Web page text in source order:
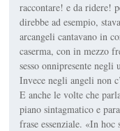
raccontare! e da ridere!
direbbe ad esempio,
arcangeli cantavano in
caserma, con in mezzo
sesso onnipresente negli
Invece negli angeli non
E anche le volte che
piano sintagmatico e
frase essenziale. «In